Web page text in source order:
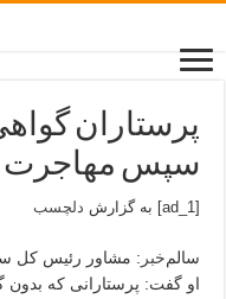
پرستاران
سپس مهاجرت
[ad_1] به گزارش دلچسب
سالم‌خبر : مشاور رئیس کل
او گفت: پرستارانی که